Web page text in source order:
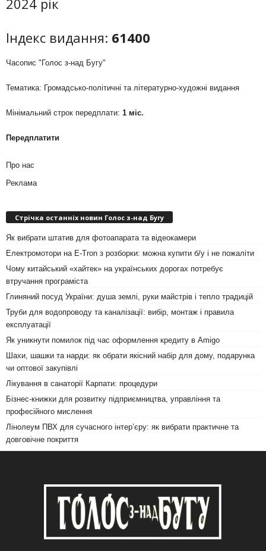
Індекс видання: 61400
Часопис "Голос з-над Бугу"
Тематика: Громадсько-політичні та літературно-художні видання
Мінімальний строк передплати: 1 міс.
Передплатити
Про нас
Реклама
Стрічка останніх новин Голос з-над Бугу
Як вибрати штатив для фотоапарата та відеокамери
Електромотори на E-Tron з розборки: можна купити б/у і не пожаліти
Чому китайський «хайтек» на українських дорогах потребує
втручання програміста
Глиняний посуд України: душа землі, руки майстрів і тепло традицій
Труби для водопроводу та каналізації: вибір, монтаж і правила
експлуатації
Як уникнути помилок під час оформлення кредиту в Amigo
Шахи, шашки та нарди: як обрати якісний набір для дому, подарунка
чи оптової закупівлі
Лікування в санаторії Карпати: процедури
Бізнес-книжки для розвитку підприємництва, управління та
професійного мислення
Лінолеум ПВХ для сучасного інтер’єру: як вибрати практичне та
довговічне покриття